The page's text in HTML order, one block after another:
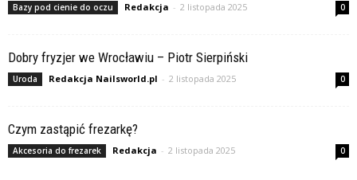
Bazy pod cienie do oczu Redakcja - 2 listopada 2025 0
Dobry fryzjer we Wrocławiu – Piotr Sierpiński
Uroda Redakcja Nailsworld.pl - 2 listopada 2025 0
Czym zastąpić frezarkę?
Akcesoria do frezarek Redakcja - 2 listopada 2025 0